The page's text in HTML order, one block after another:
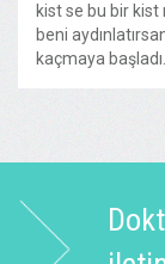
kist se bu bir
beni
kaçmaya